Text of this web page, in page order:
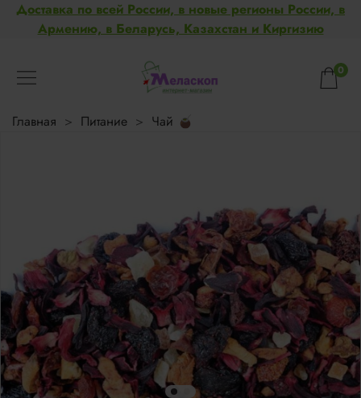
Доставка по всей России, в новые регионы России, в
Армению, в Беларусь, Казахстан и Киргизию
0
Главная Питание Чай 🧉